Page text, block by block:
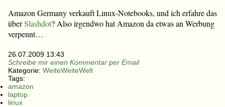
Amazon Germany verkauft Linux-Notebooks, und ich erfahre das
überSlashdot? Also irgendwo hat Amazon da etwas an Werbung
verpennt…
26.07.2009 13:43
Schreibe mir einen Kommentar per Email
Kategorie: WeiteWeiteWelt
Tags:
amazon
laptop
linux